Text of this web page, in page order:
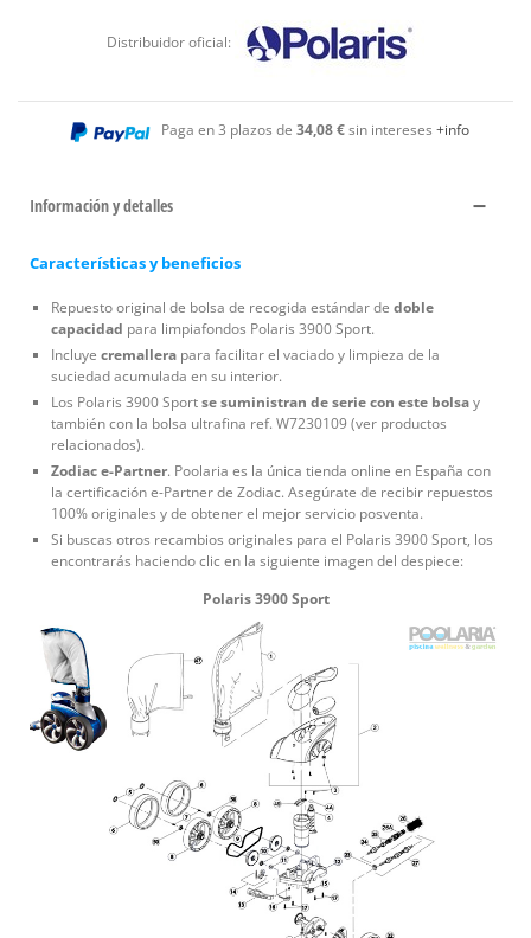
Distribuidor oficial:
Paga en 3 plazos de 34,08 €sin intereses +info
Información y detalles
Características y beneficios
Repuesto original de bolsa de recogida estándar de doble
capacidad para limpiafondos Polaris 3900 Sport.
Incluye cremallera para facilitar el vaciado y limpieza de la
suciedad acumulada en su interior.
Los Polaris 3900 Sportse suministran de serie con este bolsay
también con la bolsa ultrafina ref. W7230109 (ver productos
relacionados).
Zodiac e-Partner. Poolaria es la única tienda online en España con
la certificación e-Partner de Zodiac. Asegúrate de recibir repuestos
100% originales y de obtener el mejor servicio posventa.
Si buscas otros recambios originales para el Polaris 3900 Sport, los
encontrarás haciendo clic en la siguiente imagen del despiece:
Polaris 3900 Sport